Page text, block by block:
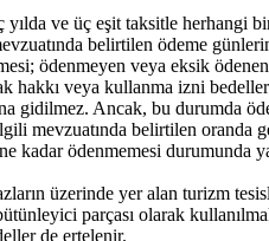
ve üç eşit taksitle
belirtilen ödeme
ödenmeyen veya eksik
hakkı veya kullanma izni
Ancak, bu durumda
mevzuatında belirtilen oranda
ödenmemesi durumunda
üzerinde yer alan turizm
parçası olarak
de ertelenir.